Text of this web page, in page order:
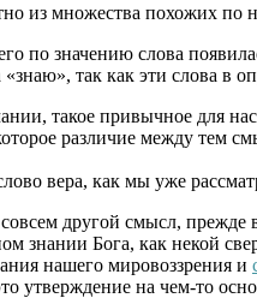
из множества похожих
по значению слова
так как эти слова в
такое привычное для
различие между тем
вера, как мы уже
другой смысл, прежде
знании Бога, как некой
нашего мировоззрения и
утверждение на чем-то